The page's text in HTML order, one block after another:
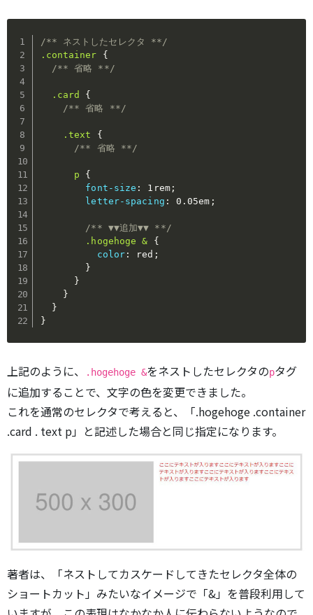
/** ネストしたセレクタ **/
.container
{
/** 省略 **/
.card
{
/** 省略 **/
.text
{
/** 省略 **/
p
{
font-size : 1rem;
letter-spacing : 0.05em ;
/** ▼▼追加▼▼ **/
.hogehoge &
{
color : red ;
}
}
}
}
}
上記のように、 .hogehoge &をネストしたセレクタのpタグ
に追加することで、文字の色を変更できました。
これを通常のセレクタで考えると、「.hogehoge .container
.card . text p」と記述した場合と同じ指定になります。
著者は、「ネストしてカスケードしてきたセレクタ全体の
ショートカット」みたいなイメージで「&」を普段利用して